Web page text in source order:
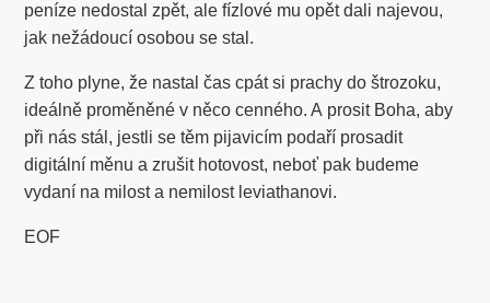
peníze nedostal zpět, ale fízlové mu opět dali najevou,
jak nežádoucí osobou se stal.
Z toho plyne, že nastal čas cpát si prachy do štrozoku,
ideálně proměněné v něco cenného. A prosit Boha, aby
při nás stál, jestli se těm pijavicím podaří prosadit
digitální měnu a zrušit hotovost, neboť pak budeme
vydaní na milost a nemilost leviathanovi.
EOF